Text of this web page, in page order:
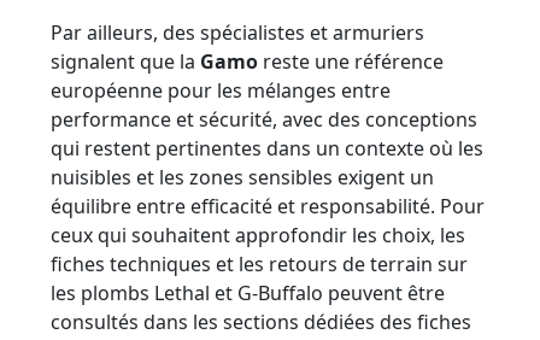
Par ailleurs, des spécialistes et armuriers
signalent que la Gamo reste une référence
européenne pour les mélanges entre
performance et sécurité, avec des conceptions
qui restent pertinentes dans un contexte où les
nuisibles et les zones sensibles exigent un
équilibre entre efficacité et responsabilité. Pour
ceux qui souhaitent approfondir les choix, les
fiches techniques et les retours de terrain sur
les plombs Lethal et G-Buffalo peuvent être
consultés dans les sections dédiées des fiches